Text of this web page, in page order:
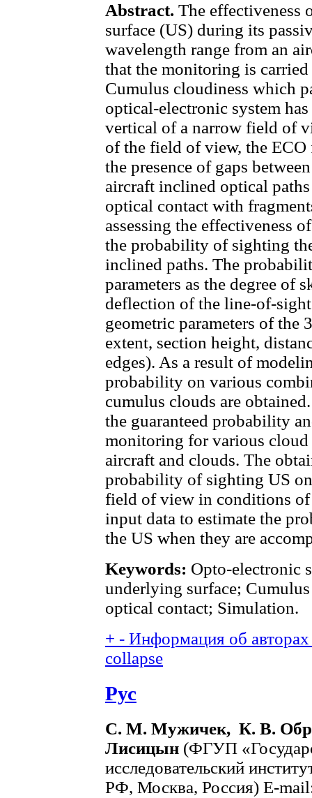
Abstract. The effectiveness
surface (US) during its
wavelength range from an
that the monitoring is
Cumulus cloudiness which
optical-electronic system
vertical of a narrow field of
of the field of view, the
the presence of gaps
aircraft inclined optical
optical contact with
assessing the effectiveness
the probability of sighting
inclined paths. The
parameters as the degree of
deflection of the line-of-
geometric parameters of the
extent, section height,
edges). As a result of
probability on various
cumulus clouds are
the guaranteed probability
monitoring for various cloud
aircraft and clouds. The
probability of sighting US
field of view in conditions of
input data to estimate the
the US when they are
Keywords: Opto-electronic
underlying surface;
optical contact; Simulation.
+ - Информация об
collapse
Рус
С. М. Мужичек, К. В.
Лисицын (ФГУП
исследовательский
РФ, Москва, Россия) E-